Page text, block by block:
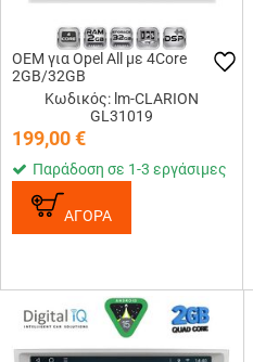
OEM για Opel All με 4Core
2GB/32GB
Κωδικός: lm-CLARION
GL31019
199,00€
Παράδοση σε 1-3 εργάσιμες
ΑΓΟΡΑ